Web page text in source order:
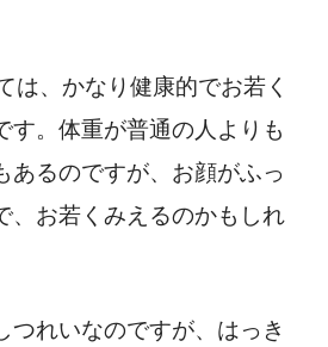
は、かなり健康的でお若く
す。体重が普通の人よりも
あるのですが、お顔がふっ
、お若くみえるのかもしれ
つれいなのですが、はっき